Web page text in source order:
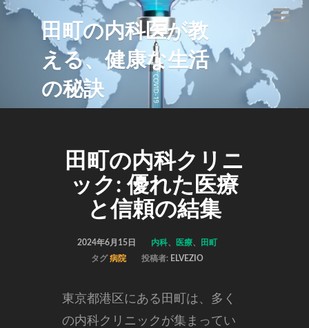
田町の内科医が教
える、健康な生活
の秘訣
田町の内科クリニ
ック: 優れた医療
と信頼の結集
2024年6月15日 内科、 医療、
田町
タグ病院 投稿者: ELVEZIO
東京都港区にある田町は、多く
の内科クリニックが集まってい